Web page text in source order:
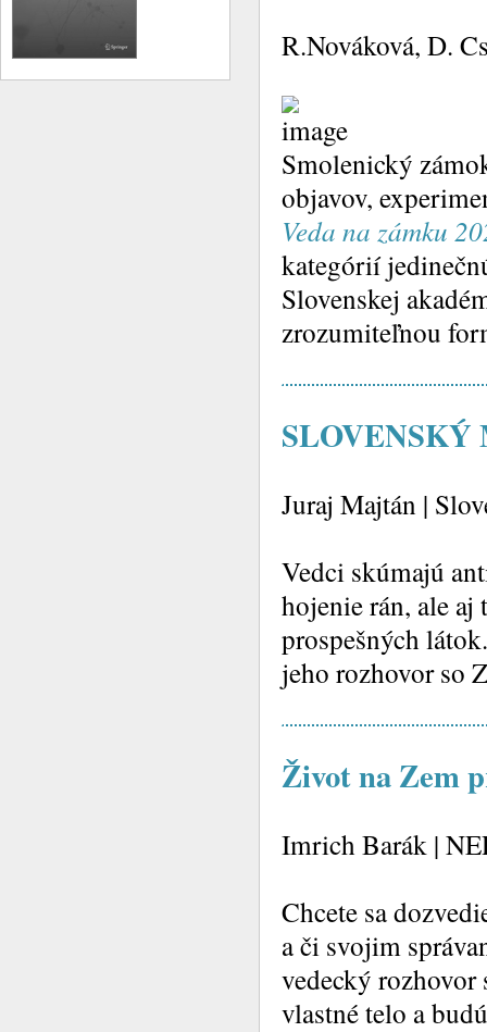
R.Nováková, D.
Smolenický
objavov,
Veda na zámku
kategórií
Slovenskej
zrozumiteľnou
SLOVENSKÝ
Juraj Majtán |
Vedci skúmajú
hojenie rán, ale aj
prospešných
jeho rozhovor so
Život na Zem
Imrich Barák |
Chcete sa
a či svojim
vedecký
vlastné telo a